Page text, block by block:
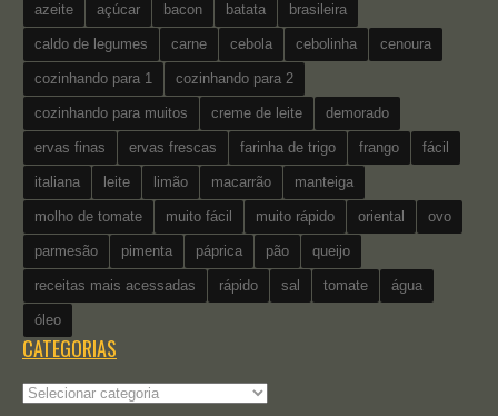
azeite açúcar bacon batata brasileira
caldo de legumes carne cebola cebolinha cenoura
cozinhando para 1 cozinhando para 2
cozinhando para muitos creme de leite demorado
ervas finas ervas frescas farinha de trigo frango fácil
italiana leite limão macarrão manteiga
molho de tomate muito fácil muito rápido oriental ovo
parmesão pimenta páprica pão queijo
receitas mais acessadas rápido sal tomate água
óleo
CATEGORIAS
Categorias